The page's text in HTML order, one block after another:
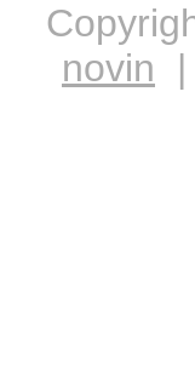
novin |